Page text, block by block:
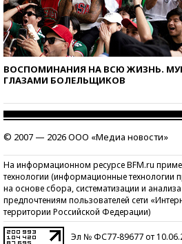
ВОСПОМИНАНИЯ НА ВСЮ ЖИЗНЬ.
ГЛАЗАМИ БОЛЕЛЬЩИКОВ
© 2007 — 2026 ООО «Медиа новости»
На информационном ресурсе BFM.ru
технологии (информационные технологии
на основе сбора, систематизации и
предпочтениям пользователей сети
территории Российской Федерации)
Эл № ФС77-89677 от